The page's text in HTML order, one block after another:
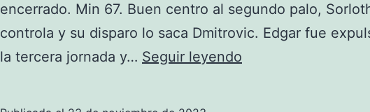
encerrado. Min 67. Buen centro al segundo palo,
controla y su disparo lo saca Dmitrovic. Edgar fue
la tercera jornada y… Seguir leyendo